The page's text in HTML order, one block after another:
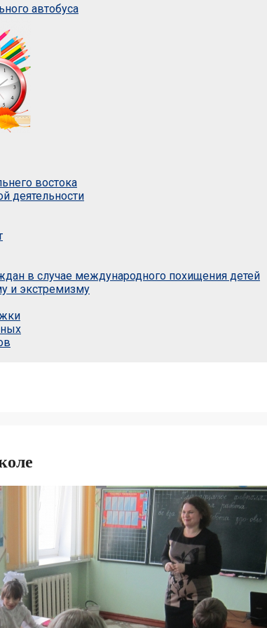
автобуса
востока
деятельности
в случае международного похищения детей
и экстремизму